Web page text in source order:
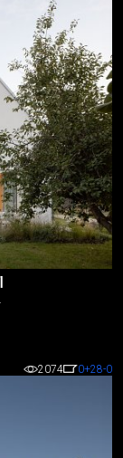
2074 0+28-0